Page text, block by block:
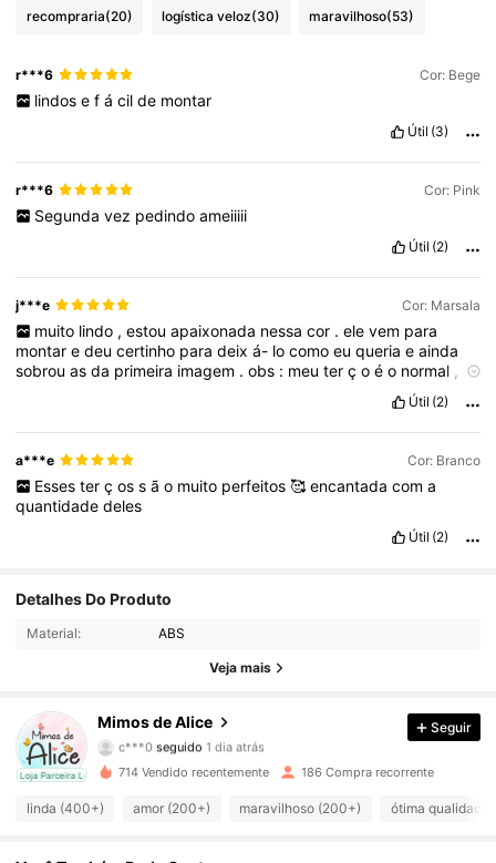
recompraria(20) logística veloz(30) maravilhoso(53)
r***6 Cor: Bege
lindos e f á cil de montar
Útil (3)
r***6 Cor: Pink
Segunda vez pedindo ameiiiii
Útil (2)
j***e Cor: Marsala
muito lindo , estou apaixonada nessa cor . ele vem para
montaredeucertinho paradeixá- locomoeuqueriaeainda
sobrouasda primeira imagem .obs : meuterçoéo normal , 1
Útil (2)
a***e Cor: Branco
Esses ter ç os s ã o muito perfeitos 🥰 encantada com a
quantidadedeles
Útil (2)
Detalhes Do Produto
Material: ABS
Veja mais
Loja Parceira Local
Mimos de Alice
4,96 1.6K Seguidores
1.6K Seguidores
4,96 1.6K Seguidores
Seguir
714 Vendido recentemente 186 Compra recorrente
linda (400+) amor (200+) maravilhoso (200+) ótima qualidade